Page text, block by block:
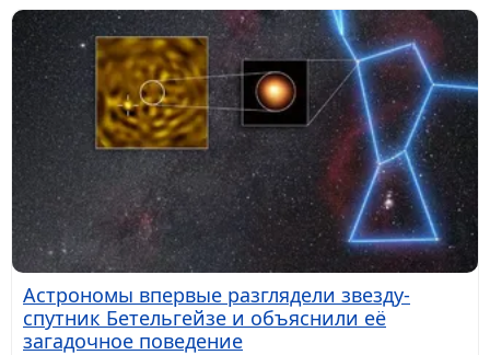
Астрономы впервые разглядели звезду-
спутник Бетельгейзе и объяснили её
загадочное поведение